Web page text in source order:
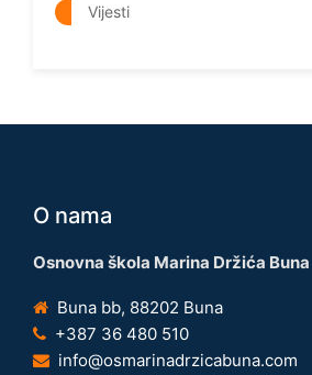
Vijesti
O nama
Osnovna škola Marina Držića Buna
Buna bb, 88202 Buna
+387 36 480 510
info@osmarinadrzicabuna.com